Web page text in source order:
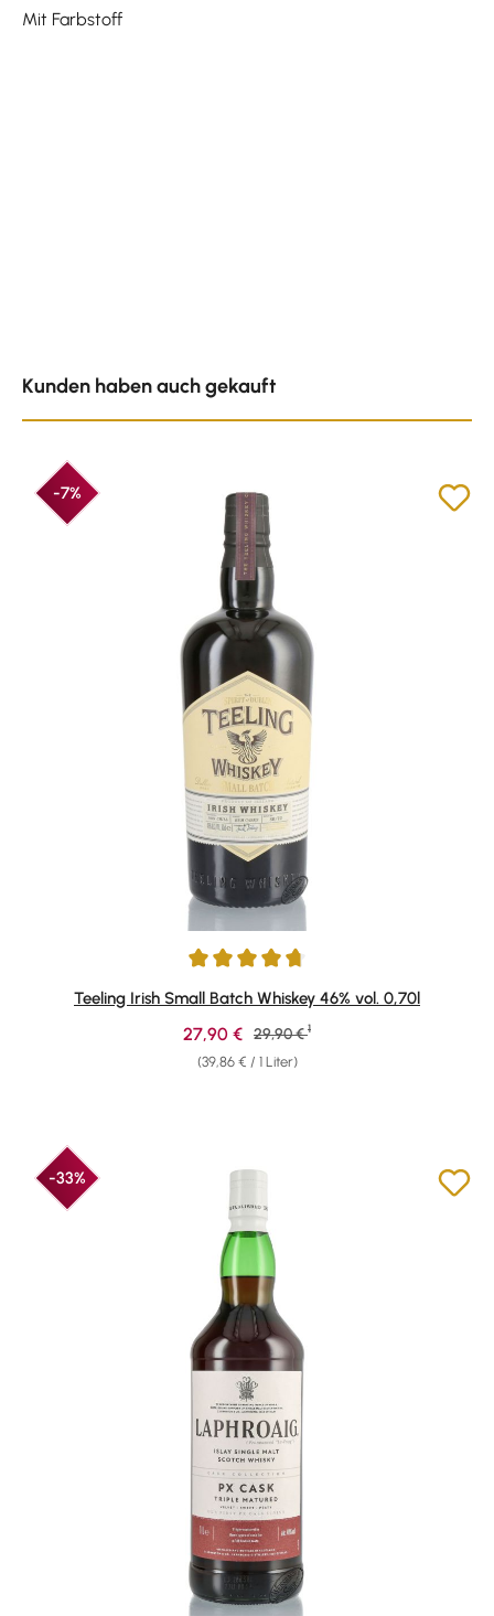
Mit Farbstoff
Kunden haben auch gekauft
-7%
Durchschnittliche Bewertung von 4.79 von 5 Sternen
Teeling Irish Small Batch Whiskey 46% vol. 0,70l
(39,86 € / 1 Liter)
Verkaufspreis:
27,90 € Regulärer Preis:
29,90 € 1
-33%